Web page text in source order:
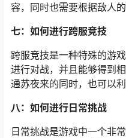
容，同时也需要根据敌人
七：如何进行跨服竞技
跨服竞技是一种特殊的游
进行对战，并且能够得到
通苏夜来的同时，也可以
八：如何进行日常挑战
日常挑战是游戏中一个非